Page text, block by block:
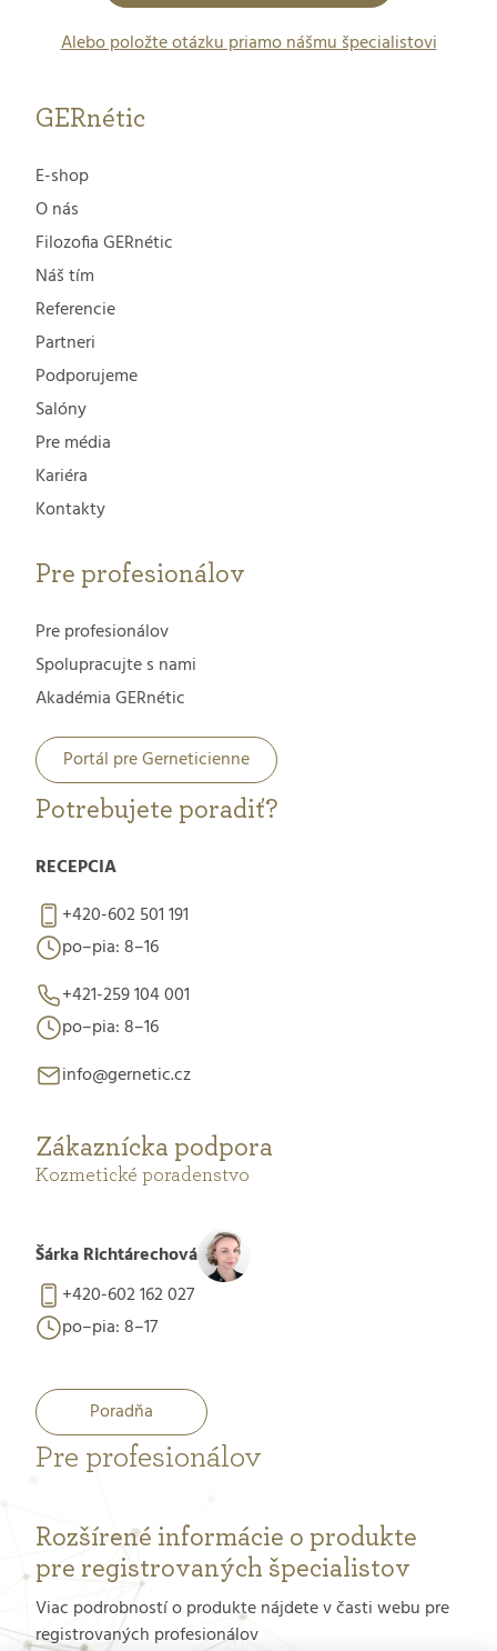
Alebo položte otázku priamo nášmu špecialistovi
GERnétic
E-shop
O nás
Filozofia GERnétic
Náš tím
Referencie
Partneri
Podporujeme
Salóny
Pre média
Kariéra
Kontakty
Pre profesionálov
Pre profesionálov
Spolupracujte s nami
Akadémia GERnétic
Portál pre Gerneticienne
Potrebujete poradiť?
RECEPCIA
+420-602 501 191
po–pia: 8–16
+421-259 104 001
po–pia: 8–16
info@gernetic.cz
Zákaznícka podpora
Kozmetické poradenstvo
Šárka Richtárechová
+420-602 162 027
po–pia: 8–17
Poradňa
Pre profesionálov
Rozšírené informácie o produkte
pre registrovaných špecialistov
Viac podrobností o produkte nájdete v časti webu pre
registrovaných profesionálov